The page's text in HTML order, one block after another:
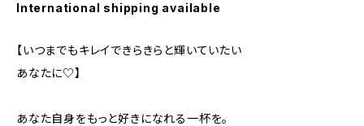
International shipping available
【いつまでもキレイできらきらと輝いていたい
あなたに♡】
あなた自身をもっと好きになれる一杯を。